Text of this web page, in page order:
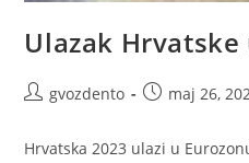
Ulazak Hrvatske
gvozdento maj 26,
Hrvatska 2023 ulazi u